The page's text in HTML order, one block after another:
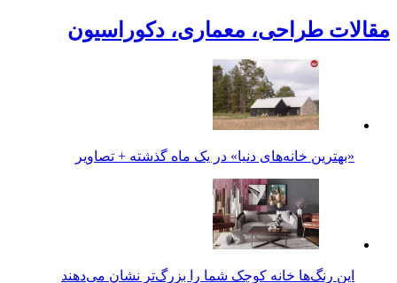
مقالات طراحی، معماری، دکوراسیون
«بهترین خانه‌های دنیا» در یک ماه گذشته + تصاویر
این رنگ‌ها خانه کوچک شما را بزرگ‌تر نشان می‌دهند